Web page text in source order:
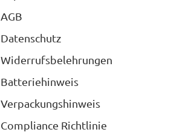
AGB
Datenschutz
Widerrufsbelehrungen
Batteriehinweis
Verpackungshinweis
Compliance Richtlinie